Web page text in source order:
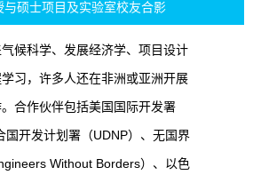
与硕士项目及实验室校友合影
候科学、发展经济学、项目设计
习，许多人还在非洲或亚洲开展
合作伙伴包括美国国际开发署
国开发计划署（UDNP）、无国界
Without Borders）、以色